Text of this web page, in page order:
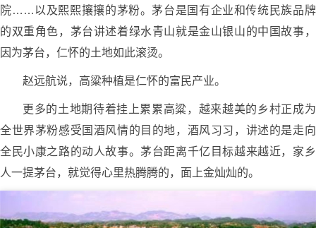
院……以及熙熙攘攘的茅粉。茅台是国有企业和传统民族品牌
的双重角色，茅台讲述着绿水青山就是金山银山的中国故事，
因为茅台，仁怀的土地如此滚烫。
赵远航说，高粱种植是仁怀的富民产业。
更多的土地期待着挂上累累高粱，越来越美的乡村正成为
全世界茅粉感受国酒风情的目的地，酒风习习，讲述的是走向
全民小康之路的动人故事。茅台距离千亿目标越来越近，家乡
人一提茅台，就觉得心里热腾腾的，面上金灿灿的。